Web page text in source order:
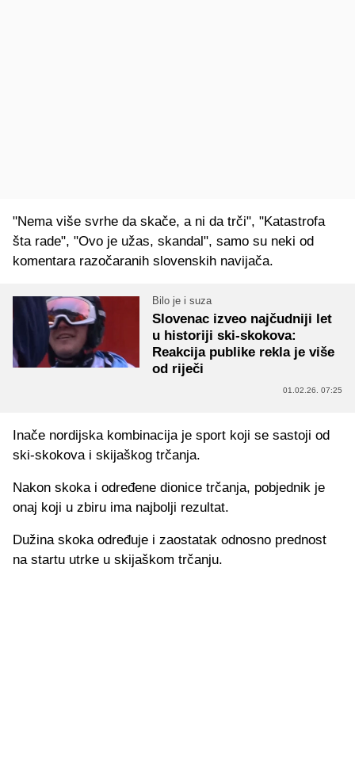
"Nema više svrhe da skače, a ni da trči", "Katastrofa
šta rade", "Ovo je užas, skandal", samo su neki od
komentara razočaranih slovenskih navijača.
Bilo je i suza
Slovenac izveo najčudniji let
u historiji ski-skokova:
Reakcija publike rekla je više
od riječi
01.02.26. 07:25
Inače nordijska kombinacija je sport koji se sastoji od
ski-skokova i skijaškog trčanja.
Nakon skoka i određene dionice trčanja, pobjednik je
onaj koji u zbiru ima najbolji rezultat.
Dužina skoka određuje i zaostatak odnosno prednost
na startu utrke u skijaškom trčanju.